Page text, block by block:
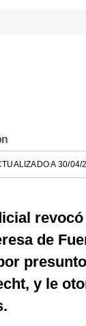
A 30/
de
y le